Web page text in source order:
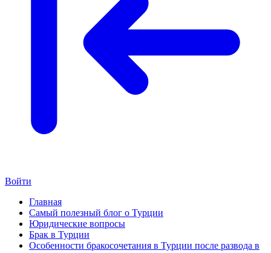
Войти
Главная
Самый полезный блог о Турции
Юридические вопросы
Брак в Турции
Особенности бракосочетания в Турции после развода в